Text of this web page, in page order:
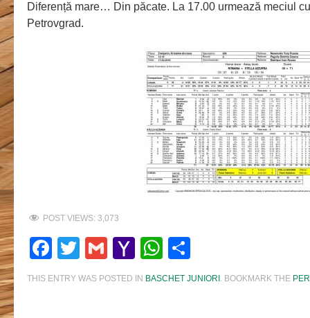
Diferență mare… Din păcate. La 17.00 urmează meciul
Petrovgrad.
POST VIEWS: 3,073
Facebook
Twitter
GmailYahoo
Mail
WhatsApp
THIS ENTRY WAS POSTED IN BASCHET JUNIORI . BOOKMARK THE